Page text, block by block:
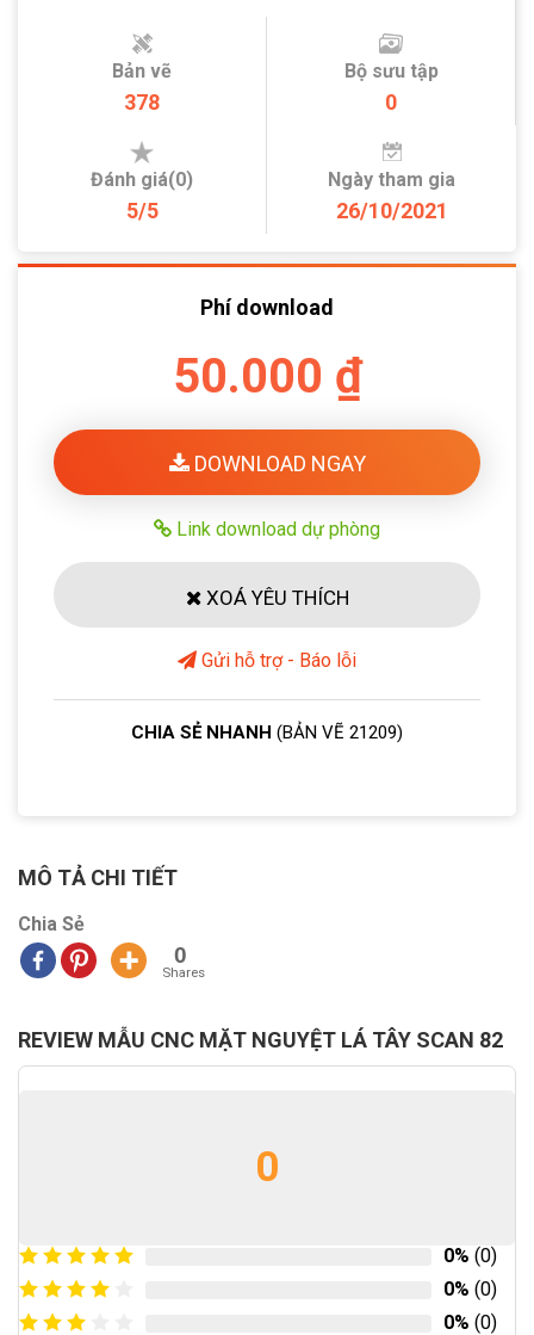
Bản vẽ
378
Bộ sưu tập
0
Đánh giá(0)
5/5
Ngày tham gia
26/10/2021
Phí download
50.000 ₫
DOWNLOAD NGAY
Link download dự phòng
XOÁ YÊU THÍCH
Gửi hỗ trợ - Báo lỗi
CHIA SẺ NHANH (BẢN VẼ 21209)
MÔ TẢ CHI TIẾT
Chia Sẻ
0
Shares
REVIEW MẪU CNC MẶT NGUYỆT LÁ TÂY SCAN 82
0
0% (0)
0% (0)
0% (0)